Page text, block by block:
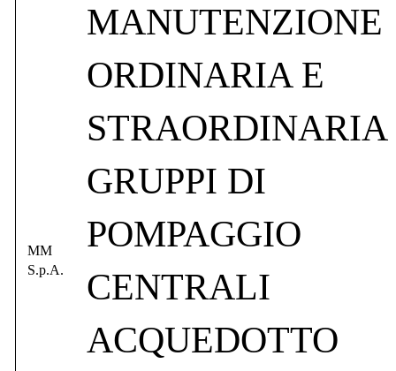
MM
S.p.A.
MANUTENZIONE
ORDINARIA E
STRAORDINARIA
GRUPPI DI
POMPAGGIO
CENTRALI
ACQUEDOTTO